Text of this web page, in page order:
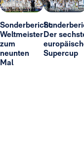
Sonderbericht:
Weltmeister
zum
neunten
Mal
Der
Supercup